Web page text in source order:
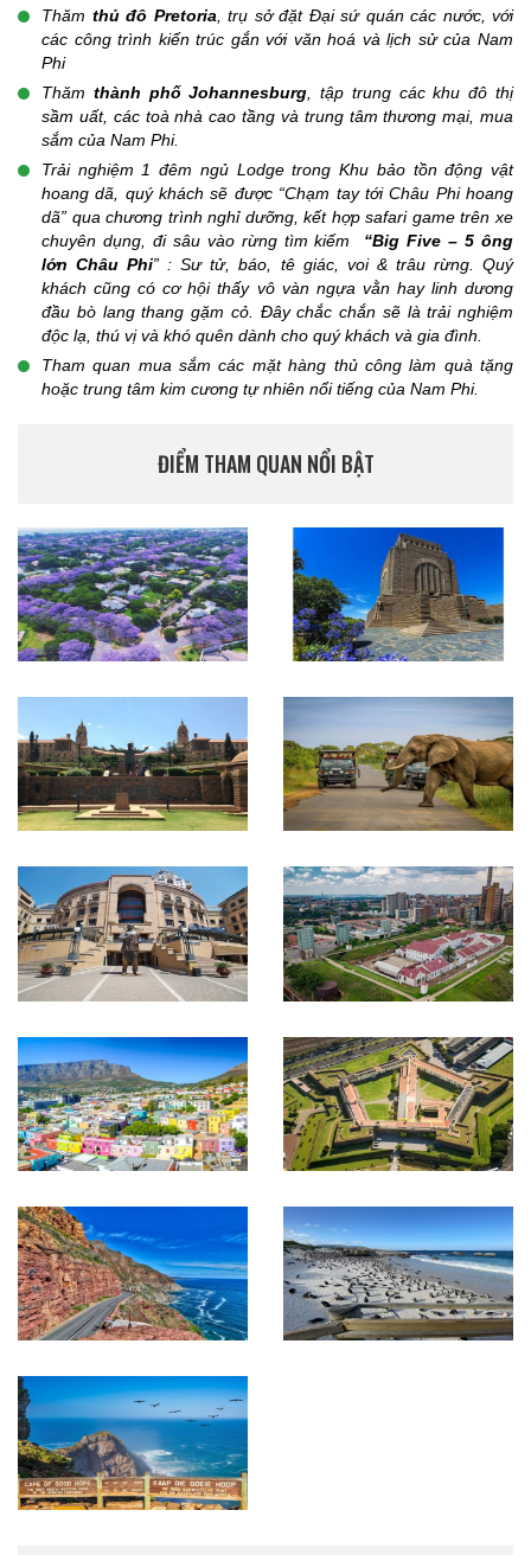
Thăm thủ đô Pretoria , trụ sở đặt Đại sứ quán các nước, với
các công trình kiến trúc gắn với văn hoá và lịch sử của Nam
Phi
Thăm thành phố Johannesburg , tập trung các khu đô thị
sầm uất, các toà nhà cao tầng và trung tâm thương mại, mua
sắm của Nam Phi.
Trải nghiệm 1 đêm ngủ Lodge trong Khu bảo tồn động vật
hoang dã, quý khách sẽ được “Chạm tay tới Châu Phi hoang
dã” qua chương trình nghỉ dưỡng, kết hợp safari game trên xe
chuyên dụng, đi sâu vào rừng tìm kiếm “Big Five – 5 ông
lớn Châu Phi” : Sư tử, báo, tê giác, voi & trâu rừng. Quý
khách cũng có cơ hội thấy vô vàn ngựa vằn hay linh dương
đầu bò lang thang gặm cỏ. Đây chắc chắn sẽ là trải nghiệm
độc lạ, thú vị và khó quên dành cho quý khách và gia đình.
Tham quan mua sắm các mặt hàng thủ công làm quà tặng
hoặc trung tâm kim cương tự nhiên nổi tiếng của Nam Phi.
ĐIỂM THAM QUAN NỔI BẬT